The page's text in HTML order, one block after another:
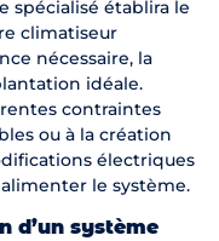
spécialisé établira le
climatiseur
nécessaire, la
idéale.
contraintes
ou à la création
électriques
le système.
d’un système